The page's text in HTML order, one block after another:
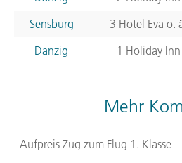
Sensburg
3 Hotel Eva o.
Danzig
1 Holiday Inn
Mehr
Aufpreis Zug zum Flug 1. Klasse